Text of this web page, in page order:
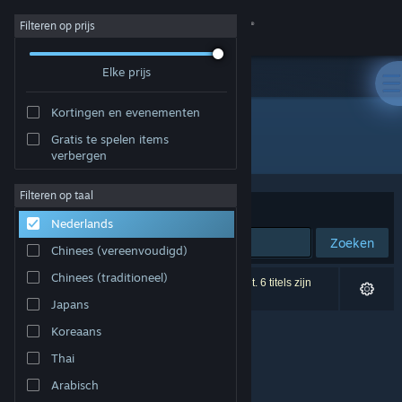
Inloggen
Community
Over
Ondersteuning
Taal wijzigen
Download de mobiele Steam-app
Desktopwebsite weergeven
Filteren op prijs
Elke prijs
Kortingen en evenementen
Gratis te spelen items
verbergen
Filteren op taal
Nederlands
Chinees (vereenvoudigd)
Chinees (traditioneel)
Japans
Koreaans
Thai
Arabisch
Uitgever: Digital Eel
Sorteren op Relevantie
Zoeken
0 resultaten komen overeen met je zoekopdracht. 6 titels zijn
uitgesloten op basis van je voorkeuren.